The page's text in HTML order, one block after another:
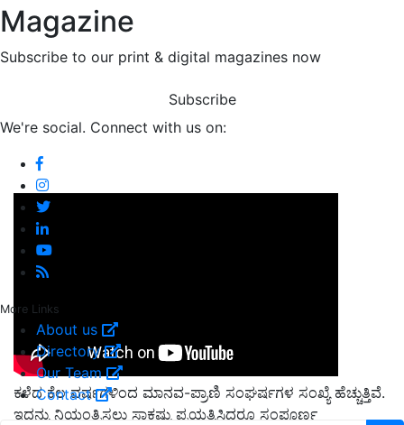
Magazine
Subscribe to our print & digital magazines now
Subscribe
We're social. Connect with us on:
More Links
About us
Directory
Our Team
Contact
ಕಳೆದ ಕೆಲ ವರ್ಷಗಳಿಂದ ಮಾನವ-ಪ್ರಾಣಿ ಸಂಘರ್ಷಗಳ ಸಂಖ್ಯೆ ಹೆಚ್ಚುತ್ತಿವೆ.
ಇದನ್ನು ನಿಯಂತ್ರಿಸಲು ಸಾಕಷ್ಟು ಪ್ರಯತ್ನಿಸಿದರೂ ಸಂಪೂರ್ಣ